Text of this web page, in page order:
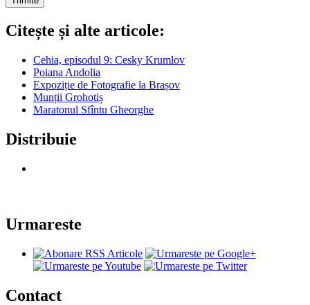
Citește și alte articole:
Cehia, episodul 9: Cesky Krumlov
Poiana Andolia
Expoziție de Fotografie la Brașov
Munții Grohotiș
Maratonul Sfîntu Gheorghe
Distribuie
Urmareste
Contact